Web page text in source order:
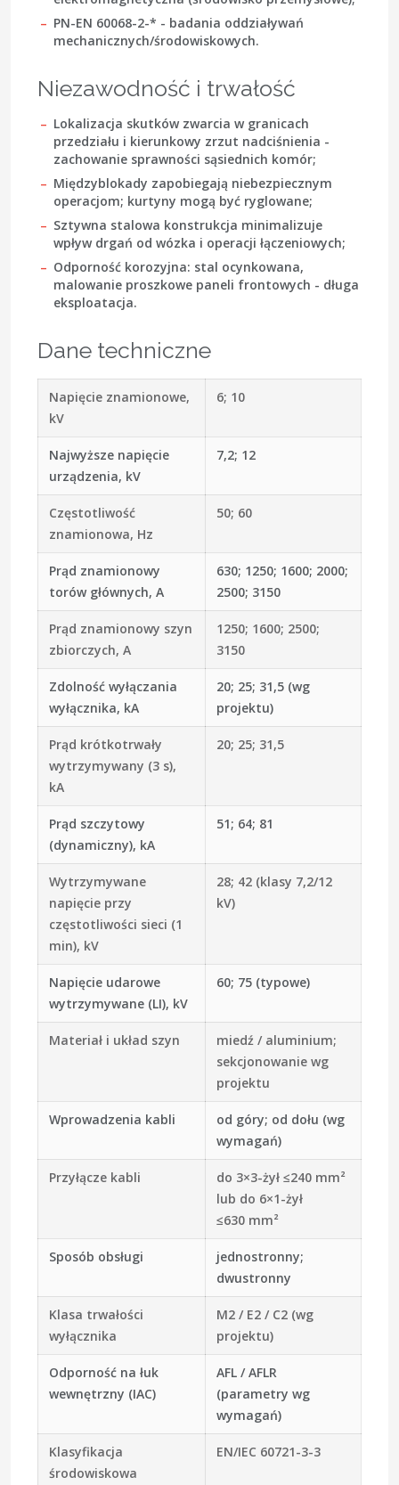
PN-EN 60068-2-* - badania oddziaływań
mechanicznych/środowiskowych.
Niezawodność i trwałość
Lokalizacja skutków zwarcia w granicach
przedziału i kierunkowy zrzut nadciśnienia -
zachowanie sprawności sąsiednich komór;
Międzyblokady zapobiegają niebezpiecznym
operacjom; kurtyny mogą być ryglowane;
Sztywna stalowa konstrukcja minimalizuje
wpływ drgań od wózka i operacji łączeniowych;
Odporność korozyjna: stal ocynkowana,
malowanie proszkowe paneli frontowych - długa
eksploatacja.
Dane techniczne
Napięcie znamionowe,
kV
6; 10
Najwyższe napięcie
urządzenia, kV
7,2; 12
Częstotliwość
znamionowa, Hz
50; 60
Prąd znamionowy
torów głównych, A
630; 1250; 1600; 2000;
2500; 3150
Prąd znamionowy szyn
zbiorczych, A
1250; 1600; 2500;
3150
Zdolność wyłączania
wyłącznika, kA
20; 25; 31,5 (wg
projektu)
Prąd krótkotrwały
wytrzymywany (3 s),
kA
20; 25; 31,5
Prąd szczytowy
(dynamiczny), kA
51; 64; 81
Wytrzymywane
napięcie przy
częstotliwości sieci (1
min), kV
28; 42 (klasy 7,2/12
kV)
Napięcie udarowe
wytrzymywane (LI), kV
60; 75 (typowe)
Materiał i układ szyn
miedź / aluminium;
sekcjonowanie wg
projektu
Wprowadzenia kabli
od góry; od dołu (wg
wymagań)
Przyłącze kabli
do 3×3-żył ≤240 mm²
lub do 6×1-żył
≤630 mm²
Sposób obsługi
jednostronny;
dwustronny
Klasa trwałości
wyłącznika
M2 / E2 / C2 (wg
projektu)
Odporność na łuk
wewnętrzny (IAC)
AFL / AFLR
(parametry wg
wymagań)
Klasyfikacja
środowiskowa
EN/IEC 60721-3-3